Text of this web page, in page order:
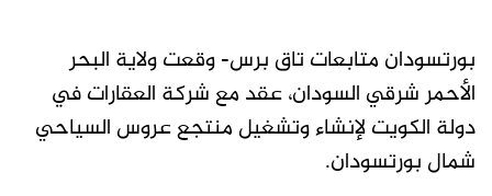
بورتسودان متابعات تاق برس- وقعت ولاية البحر
الأحمر شرقي السودان، عقد مع شركة العقارات في
دولة الكويت لإنشاء وتشغيل منتجع عروس السياحي
شمال بورتسودان.